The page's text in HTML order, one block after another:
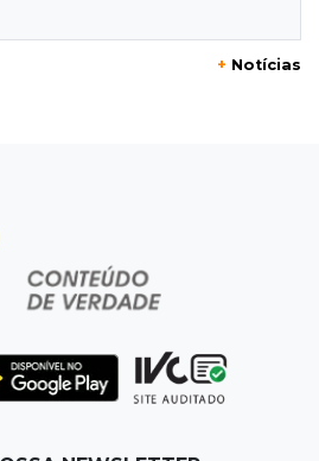
com 909 novas
parado, perde
Jardim Antártica
por perto”, diz mãe de
+ Notícias